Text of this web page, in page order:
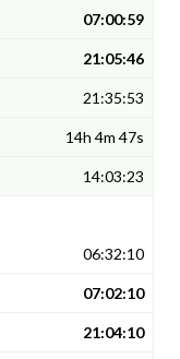
07:00:59
21:05:46
21:35:53
14h 4m 47s
14:03:23
06:32:10
07:02:10
21:04:10